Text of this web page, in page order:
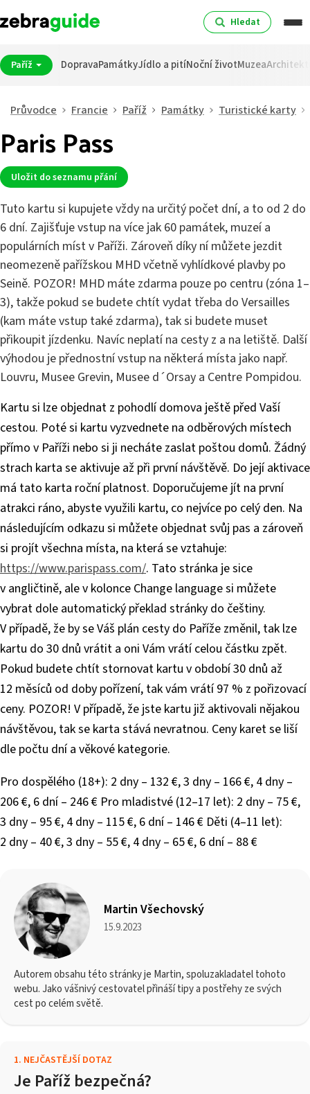
Hledat
Paříž DopravaPamátkyJídlo a pitíNoční životMuzea
Průvodce Francie Paříž Památky Turistické karty
Paris Pass
Uložit do seznamu přání
Tuto kartu si kupujete vždy na určitý počet dní, a to od 2 do
6 dní. Zajišťuje vstup na více jak 60 památek, muzeí a
populárních míst v Paříži. Zároveň díky ní můžete jezdit
neomezeně pařížskou MHD včetně vyhlídkové plavby po
Seině. POZOR! MHD máte zdarma pouze po centru (zóna 1–
3), takže pokud se budete chtít vydat třeba do Versailles
(kam máte vstup také zdarma), tak si budete muset
přikoupit jízdenku. Navíc neplatí na cesty z a na letiště. Další
výhodou je přednostní vstup na některá místa jako např.
Louvru, Musee Grevin, Musee d´Orsay a Centre Pompidou.
Kartu si lze objednat z pohodlí domova ještě před Vaší
cestou. Poté si kartu vyzvednete na odběrových místech
přímo v Paříži nebo si ji necháte zaslat poštou domů. Žádný
strach karta se aktivuje až při první návštěvě. Do její aktivace
má tato karta roční platnost. Doporučujeme jít na první
atrakci ráno, abyste využili kartu, co nejvíce po celý den. Na
následujícím odkazu si můžete objednat svůj pas a zároveň
si projít všechna místa, na která se vztahuje:
https://www.parispass.com/. Tato stránka je sice
v angličtině, ale v kolonce Change language si můžete
vybrat dole automatický překlad stránky do češtiny.
V případě, že by se Váš plán cesty do Paříže změnil, tak lze
kartu do 30 dnů vrátit a oni Vám vrátí celou částku zpět.
Pokud budete chtít stornovat kartu v období 30 dnů až
12 měsíců od doby pořízení, tak vám vrátí 97 % z pořizovací
ceny. POZOR! V případě, že jste kartu již aktivovali nějakou
návštěvou, tak se karta stává nevratnou. Ceny karet se liší
dle počtu dní a věkové kategorie.
Pro dospělého (18+): 2 dny – 132 €, 3 dny – 166 €, 4 dny –
206 €, 6 dní – 246 € Pro mladistvé (12–17 let): 2 dny – 75 €,
3 dny – 95 €, 4 dny – 115 €, 6 dní – 146 € Děti (4–11 let):
2 dny – 40 €, 3 dny – 55 €, 4 dny – 65 €, 6 dní – 88 €
Martin Všechovský
15.9.2023
Autorem obsahu této stránky je Martin, spoluzakladatel tohoto
webu. Jako vášnivý cestovatel přináší tipy a postřehy ze svých
cest po celém světě.
1. NEJČASTĚJŠÍ DOTAZ
Je Paříž bezpečná?